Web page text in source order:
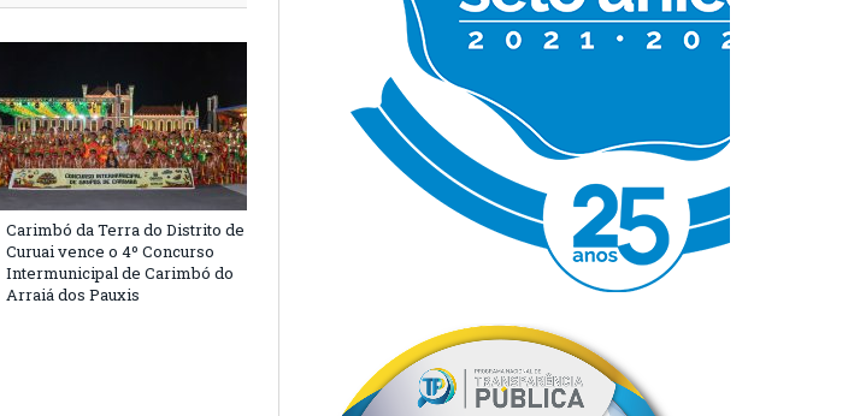
Carimbó da Terra do Distrito de
Curuai vence o 4º Concurso
Intermunicipal de Carimbó do
Arraiá dos Pauxis